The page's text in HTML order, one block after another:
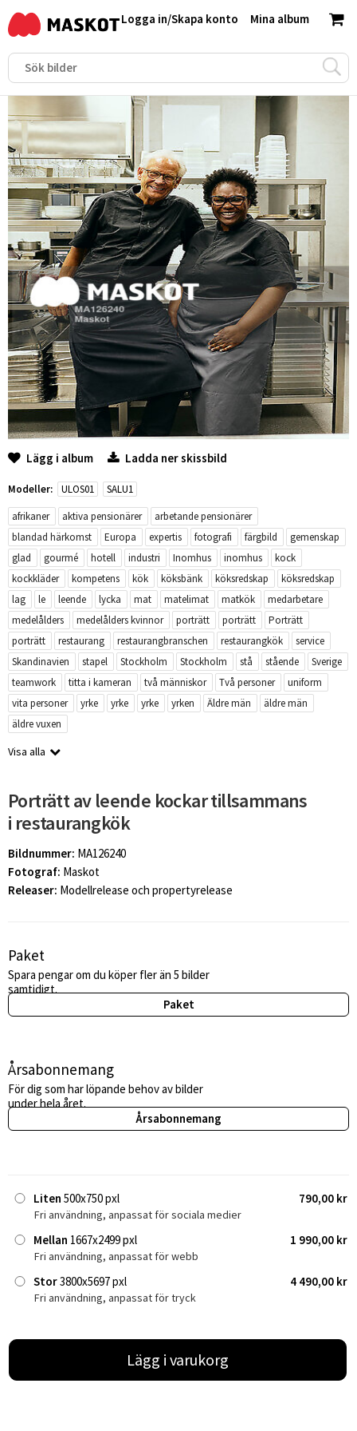
Mina album
Logga in/Skapa konto
Lägg i album Ladda ner skissbild
Modeller: ULOS01
SALU1
afrikaner
aktiva pensionärer
arbetande pensionärer
blandad härkomst
Europa expertis fotografi färgbild
gemenskap
glad
gourmé hotell industri Inomhus inomhus
kock
kockkläder
kompetens kök köksbänk köksredskap
köksredskap
lag
le leende lycka mat matelimat matkök
medarbetare
medelålders
medelålders kvinnor porträtt porträtt
Porträtt
porträtt
restaurang restaurangbranschen restaurangkök
service
Skandinavien
stapel Stockholm Stockholm stå stående
Sverige
teamwork
titta i kameran två människor Två personer
uniform
vita personer
yrke yrke yrke yrken Äldre män
äldre män
äldre vuxen
Visa alla
Porträtt av leende kockar tillsammans
i restaurangkök
Bildnummer: MA126240
Fotograf: Maskot
Releaser: Modellrelease och propertyrelease
Paket
Spara pengar om du köper fler än 5 bilder
samtidigt.
Paket
Årsabonnemang
För dig som har löpande behov av bilder
under hela året.
Årsabonnemang
Liten 500x750 pxl 790,00 kr
Fri användning, anpassat för sociala medier
Mellan 1667x2499 pxl 1 990,00 kr
Fri användning, anpassat för webb
Stor3800x5697 pxl 4 490,00 kr
Fri användning, anpassat för tryck
Lägg i varukorg